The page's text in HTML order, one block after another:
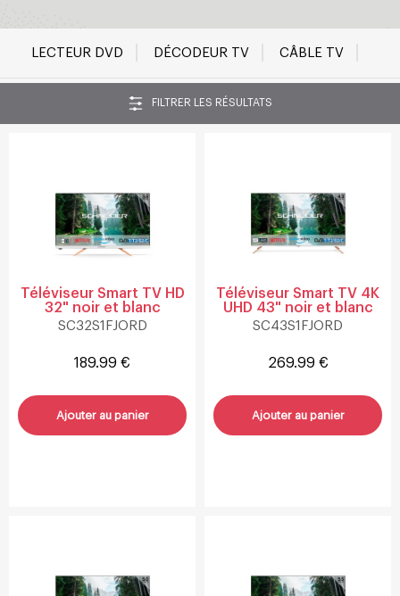
LECTEUR DVD DÉCODEUR TV CÂBLE TV
FILTRER LES RÉSULTATS
Téléviseur Smart TV HD
32" noir et blanc
SC32S1FJORD
189.99 €
Ajouter au panier
Téléviseur Smart TV 4K
UHD 43" noir et blanc
SC43S1FJORD
269.99 €
Ajouter au panier